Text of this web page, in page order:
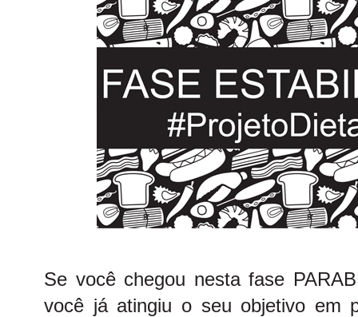
Se você chegou nesta fase
você já atingiu o seu objetivo em